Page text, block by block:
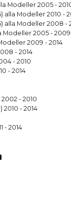
Modeller 2005 -
alla Modeller 2010 -
alla Modeller 2008 -
Modeller 2005 - 2009
2009 - 2014
- 2014
- 2010
- 2014
2002 - 2010
2010 - 2014
- 2014